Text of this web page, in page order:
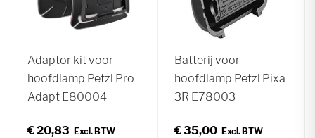
Adaptor kit voor
hoofdlamp Petzl Pro
Adapt E80004
€ 20,83
Batterij voor
hoofdlamp Petzl Pixa
3R E78003
€ 35,00